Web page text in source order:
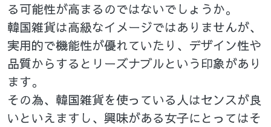
る可能性が高まるのではないでしょうか。
韓国雑貨は高級なイメージではありませんが、
実用的で機能性が優れていたり、デザイン性や
品質からするとリーズナブルという印象があり
ます。
その為、韓国雑貨を使っている人はセンスが良
いといえますし、興味がある女子にとってはそ